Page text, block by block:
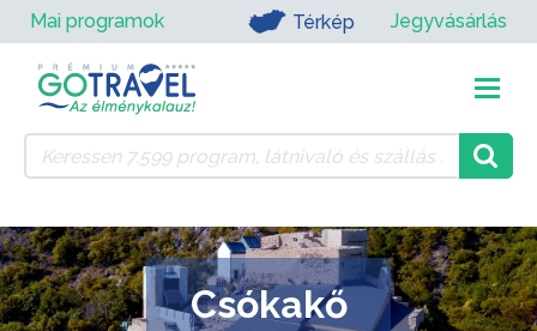
Mai programok Térkép Jegyvásárlás
Csókakő